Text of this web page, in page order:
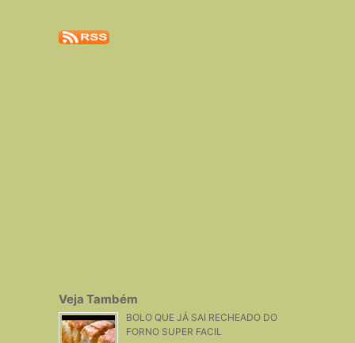
Veja Também
BOLO QUE JÁ SAI RECHEADO DO
FORNO SUPER FACIL